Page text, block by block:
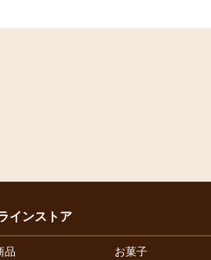
インストア
品
お菓子